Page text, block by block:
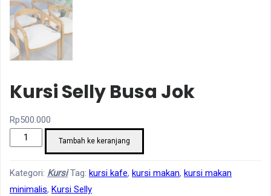
Kursi Selly Busa Jok
Rp500.000
Kuantitas
Selly
Busa
Tambah ke keranjang
Kategori: Kursi Tag: kursi kafe, kursi makan, kursi makan
minimalis, Kursi Selly